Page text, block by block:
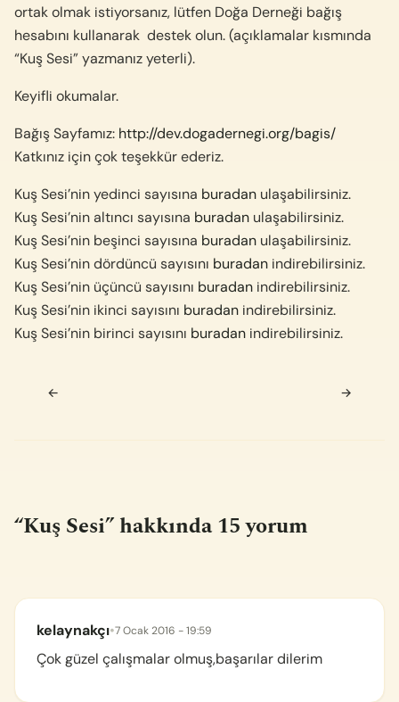
ortak olmak istiyorsanız, lütfen Doğa Derneği bağış
hesabını kullanarak destek olun. (açıklamalar kısmında
“Kuş Sesi” yazmanız yeterli).
Keyifli okumalar.
Bağış Sayfamız: http://dev.dogadernegi.org/bagis/
Katkınız için çok teşekkür ederiz.
Kuş Sesi’nin yedinci sayısına buradan ulaşabilirsiniz.
Kuş Sesi’nin altıncı sayısına buradan ulaşabilirsiniz.
Kuş Sesi’nin beşinci sayısına buradan ulaşabilirsiniz.
Kuş Sesi’nin dördüncü sayısını buradan indirebilirsiniz.
Kuş Sesi’nin üçüncü sayısını buradan indirebilirsiniz.
Kuş Sesi’nin ikinci sayısını buradan indirebilirsiniz.
Kuş Sesi’nin birinci sayısını buradan indirebilirsiniz.
Navigasyon sonrası
← →
“Kuş Sesi” hakkında 15 yorum
kelaynakçı•7 Ocak 2016 - 19:59
Çok güzel çalışmalar olmuş,başarılar dilerim